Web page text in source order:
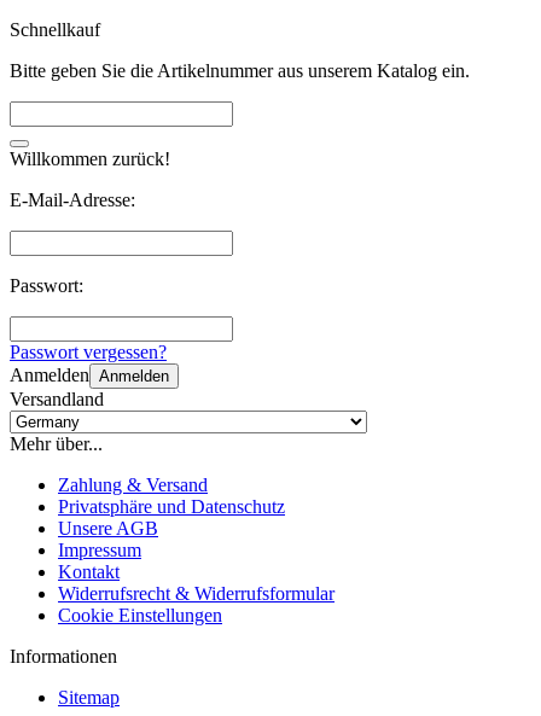
Schnellkauf
Bitte geben Sie die Artikelnummer aus unserem Katalog ein.
Willkommen zurück!
E-Mail-Adresse:
Passwort:
Passwort vergessen?
Anmelden Anmelden
Versandland
Mehr über...
Zahlung & Versand
Privatsphäre und Datenschutz
Unsere AGB
Impressum
Kontakt
Widerrufsrecht & Widerrufsformular
Cookie Einstellungen
Informationen
Sitemap